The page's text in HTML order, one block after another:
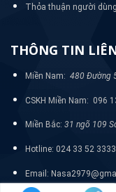
Thỏa thuận người dùng
THÔNG TIN
Miền Nam: 480 Đường
CSKH Miền Nam: 096
Miền Bắc: 31 ngõ 109
Hotline: 024 33 52 3333
Email: